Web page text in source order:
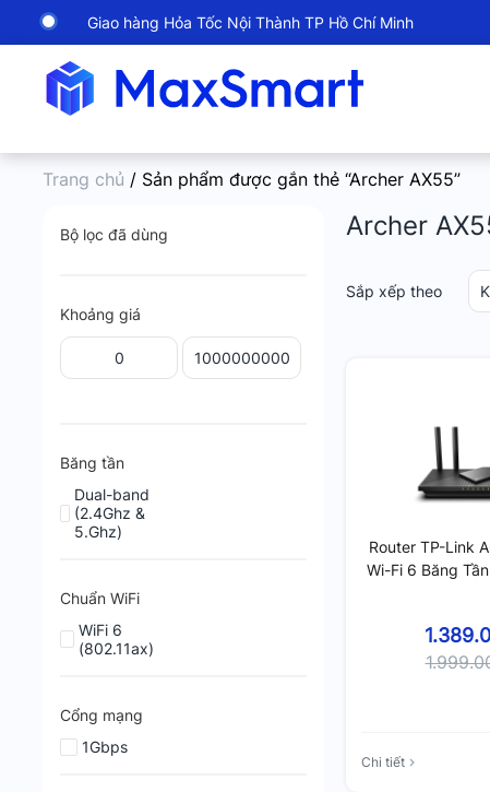
Giao hàng Hỏa Tốc Nội Thành TP Hồ Chí Minh
Trang chủ / Sản phẩm được gắn thẻ “Archer AX55”
Bộ lọc đã dùng
Khoảng giá
Băng tần
Dual-band
(2.4Ghz &
5.Ghz)
Chuẩn WiFi
WiFi 6
(802.11ax)
Cổng mạng
1Gbps
Archer
Sắp xếp theo
Router TP-Link
Wi-Fi 6 Băng
Chi tiết